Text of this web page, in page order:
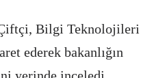
Bilgi Teknolojileri
ederek bakanlığın